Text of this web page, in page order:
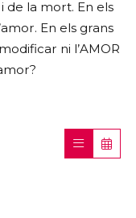
de la mort. En els
En els grans
ni l’AMOR